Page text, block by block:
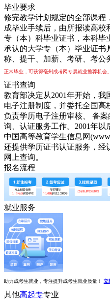
毕业要求
修完教学计划规定的全部课程
成毕业手续后，由所报读高
专（本）科毕业证书，本科毕
承认的大学专（本）毕业证书
称、提干、加薪、考研、考公
正常毕业，可获得亳州成考网专属就业推荐机会
证书查询
教育部决定从2001年开始，
电子注册制度，并委托全国
负责学历电子注册审核、 备
询、认证服务工作。2001年
中国高等教育学生信息网
还提供学历证书认证服务，经
网上查询。
报名流程
就业服务
助力成考生就业，专注提升成考生就业质量！ 立
其他高起专专业